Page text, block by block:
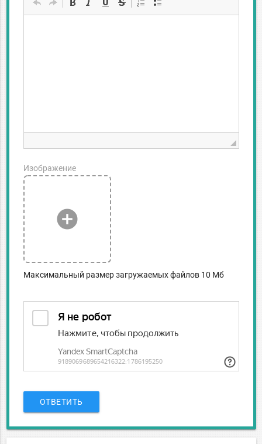
add_circle
Изображение
Максимальный размер загружаемых файлов 10 Мб
ОТВЕТИТЬ